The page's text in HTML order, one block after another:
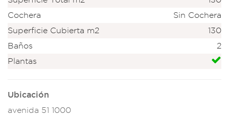
Cochera
Sin Cochera
Superficie Cubierta m2
130
Baños
2
Plantas
Ubicación
avenida 51 1000